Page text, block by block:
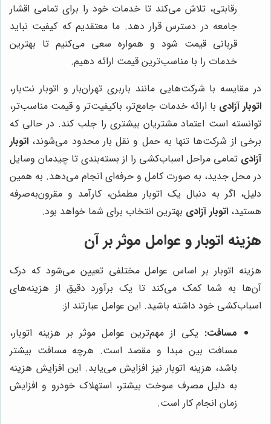
رقابتی، تلاش می‌کند تا خدمات خود را برای تمامی اقشار
جامعه در دسترس قرار دهد. ما معتقدیم که کیفیت نباید
قربانی قیمت شود و همواره سعی می‌کنیم تا بهترین
خدمات را با مناسب‌ترین قیمت ارائه دهیم.
در مقایسه با شرکت‌هایی مانند باربری تهران‌بار و اتوبار نت‌بار،
اتوبار آزادی با ارائه خدمات جامع‌تر، باکیفیت‌تر و قیمت مناسب‌تر،
توانسته است اعتماد مشتریان بیشتری را جلب کند. در حالی که
برخی از شرکت‌ها تنها به حمل و نقل بار محدود می‌شوند، اتوبار
آزادی تمامی مراحل اسباب‌کشی را از بسته‌بندی تا چیدمان وسایل
در محل جدید، به صورت کامل و حرفه‌ای انجام می‌دهد. به همین
دلیل، اگر به دنبال یک اتوبار مطمئن، کارآمد و مقرون‌به‌صرفه
هستید، اتوبار آزادی بهترین انتخاب برای شما خواهد بود.
هزینه اتوبار و عوامل موثر بر آن
هزینه اتوبار بر اساس عوامل مختلفی تعیین می‌شود که درک
آن‌ها به شما کمک می‌کند تا یک برآورد دقیق از هزینه‌های
اسباب‌کشی خود داشته باشید. این عوامل عبارتند از:
مسافت: یکی از مهم‌ترین عوامل موثر بر هزینه اتوبار،
مسافت بین مبدا و مقصد است. هرچه مسافت بیشتر
باشد، هزینه اتوبار نیز افزایش می‌یابد. این افزایش هزینه
به دلیل مصرف سوخت بیشتر، استهلاک خودرو و افزایش
زمان انجام کار است.